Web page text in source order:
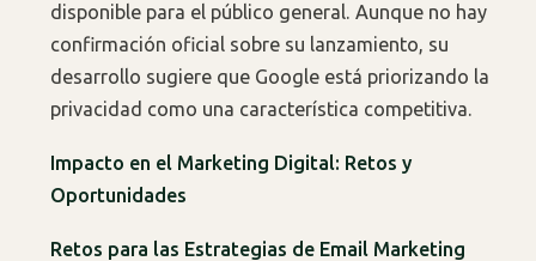
disponible para el público general. Aunque no hay
confirmación oficial sobre su lanzamiento, su
desarrollo sugiere que Google está priorizando la
privacidad como una característica competitiva.
Impacto en el Marketing Digital: Retos y
Oportunidades
Retos para las Estrategias de Email Marketing